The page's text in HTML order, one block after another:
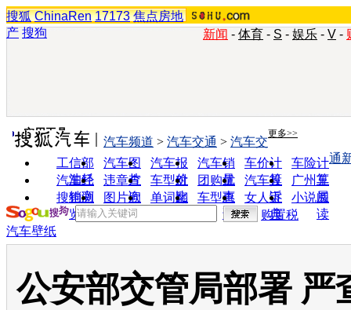
搜狐 ChinaRen 17173 焦点房地
产 搜狗 新闻 - 体育 - S - 娱乐 - V -
实用工具 更多>>
工信部
油耗
汽车图
片
汽车报
价
汽车销
量
车价计
算
车险计
算
汽车经
销商
违章查
询
车型对
比
团购优
惠
汽车投
诉
广州车
展
搜狗浏
览器
图片欣
赏
单词翻
车型查
询
女人宝
典
小说阅
读
汽车频道 > 汽车交通 > 汽车交
通
购置税
汽车壁纸
公安部交管局部署 严